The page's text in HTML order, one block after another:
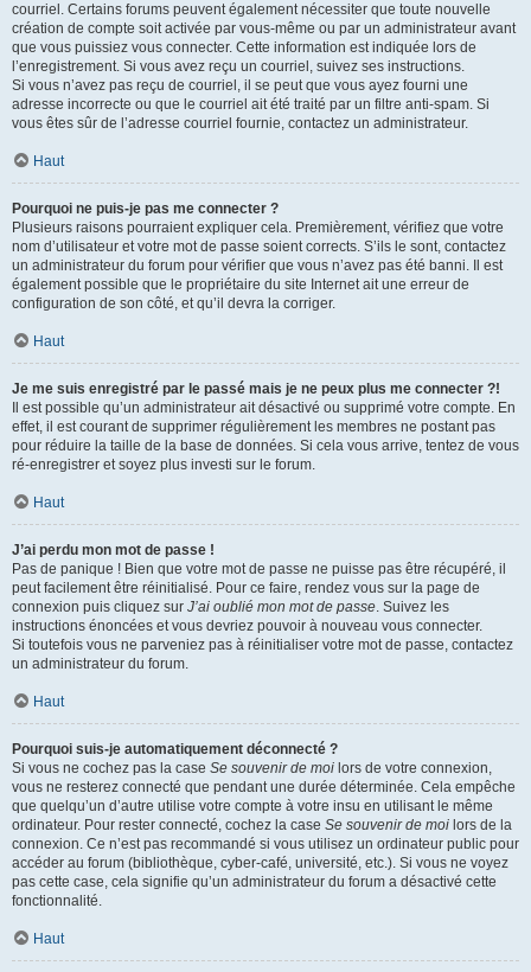
courriel. Certains forums peuvent également nécessiter que toute nouvelle
création de compte soit activée par vous-même ou par un administrateur avant
que vous puissiez vous connecter. Cette information est indiquée lors de
l’enregistrement. Si vous avez reçu un courriel, suivez ses instructions.
Si vous n’avez pas reçu de courriel, il se peut que vous ayez fourni une
adresse incorrecte ou que le courriel ait été traité par un filtre anti-spam. Si
vous êtes sûr de l’adresse courriel fournie, contactez un administrateur.
Haut
Pourquoi ne puis-je pas me connecter ?
Plusieurs raisons pourraient expliquer cela. Premièrement, vérifiez que votre
nom d’utilisateur et votre mot de passe soient corrects. S’ils le sont, contactez
un administrateur du forum pour vérifier que vous n’avez pas été banni. Il est
également possible que le propriétaire du site Internet ait une erreur de
configuration de son côté, et qu’il devra la corriger.
Haut
Je me suis enregistré par le passé mais je ne peux plus me connecter ?!
Il est possible qu’un administrateur ait désactivé ou supprimé votre compte. En
effet, il est courant de supprimer régulièrement les membres ne postant pas
pour réduire la taille de la base de données. Si cela vous arrive, tentez de vous
ré-enregistrer et soyez plus investi sur le forum.
Haut
J’ai perdu mon mot de passe !
Pas de panique ! Bien que votre mot de passe ne puisse pas être récupéré, il
peut facilement être réinitialisé. Pour ce faire, rendez vous sur la page de
connexion puis cliquez sur J’ai oublié mon mot de passe. Suivez les
instructions énoncées et vous devriez pouvoir à nouveau vous connecter.
Si toutefois vous ne parveniez pas à réinitialiser votre mot de passe, contactez
un administrateur du forum.
Haut
Pourquoi suis-je automatiquement déconnecté ?
Si vous ne cochez pas la case Se souvenir de moi lors de votre connexion,
vous ne resterez connecté que pendant une durée déterminée. Cela empêche
que quelqu’un d’autre utilise votre compte à votre insu en utilisant le même
ordinateur. Pour rester connecté, cochez la case Se souvenir de moi lors de la
connexion. Ce n’est pas recommandé si vous utilisez un ordinateur public pour
accéder au forum (bibliothèque, cyber-café, université, etc.). Si vous ne voyez
pas cette case, cela signifie qu’un administrateur du forum a désactivé cette
fonctionnalité.
Haut